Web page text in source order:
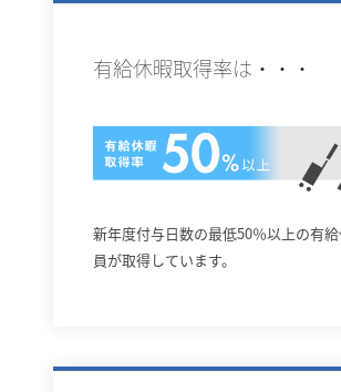
有給休暇取得率は・・・
新年度付与日数の最低50％以上の有
員が取得しています。